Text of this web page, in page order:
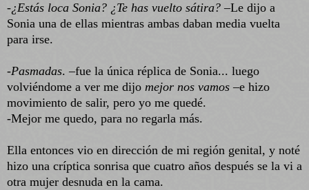
-¿Estás loca Sonia? ¿Te has vuelto sátira? –Le dijo a
Sonia una de ellas mientras ambas daban media vuelta
para irse.
-Pasmadas. –fue la única réplica de Sonia... luego
volviéndome a ver me dijo mejor nos vamos –e hizo
movimiento de salir, pero yo me quedé.
-Mejor me quedo, para no regarla más.
Ella entonces vio en dirección de mi región genital, y noté
hizo una críptica sonrisa que cuatro años después se la vi a
otra mujer desnuda en la cama.